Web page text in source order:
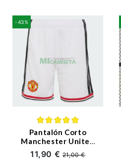
Jugadores
-43%
Pantalón Corto
Manchester United
Primera Equipación
2026/2027 Blanco
11,90 €21,00 €